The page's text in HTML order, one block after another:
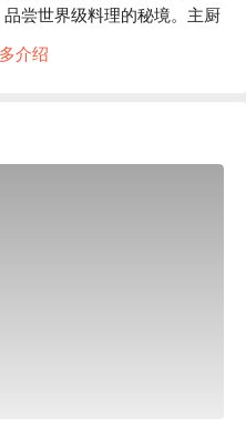
尝世界级料理的秘境。主厨
饪技艺与独特创意完美结
鲑鱼浸润枫糖，味道层次丰
介绍